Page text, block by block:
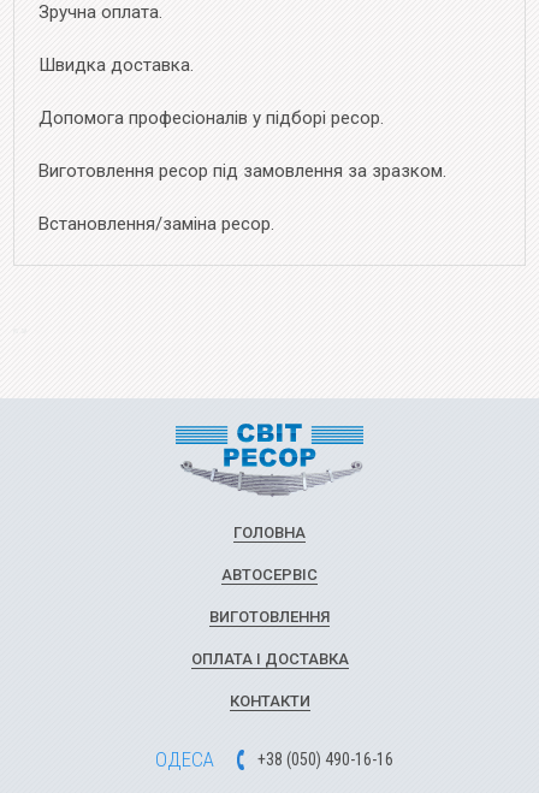
Зручна оплата.
Швидка доставка.
Допомога професіоналів у підборі ресор.
Виготовлення ресор під замовлення за зразком.
Встановлення/заміна ресор.
ГОЛОВНА
АВТОСЕРВІС
ВИГОТОВЛЕННЯ
ОПЛАТА І ДОСТАВКА
КОНТАКТИ
ОДЕСА +38 (050) 490-16-16